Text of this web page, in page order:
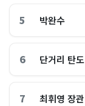
5 박완수
6 단거리 탄
7 최휘영 장